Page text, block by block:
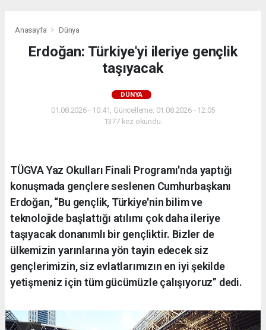
Anasayfa Dünya
Erdoğan: Türkiye'yi ileriye gençlik
taşıyacak
DÜNYA
01.08.2026 - 10:41, Güncelleme: 01.08.2026 - 12:05
1377 kez okundu.
TÜGVA Yaz Okulları Finali Programı'nda yaptığı
konuşmada gençlere seslenen Cumhurbaşkanı
Erdoğan, “Bu gençlik, Türkiye'nin bilim ve
teknolojide başlattığı atılımı çok daha ileriye
taşıyacak donanımlı bir gençliktir. Bizler de
ülkemizin yarınlarına yön tayin edecek siz
gençlerimizin, siz evlatlarımızın en iyi şekilde
yetişmeniz için tüm gücümüzle çalışıyoruz” dedi.